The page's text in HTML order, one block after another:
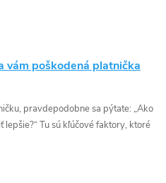
vám poškodená platnička
pravdepodobne sa pýtate: „Ako
Tu sú kľúčové faktory, ktoré